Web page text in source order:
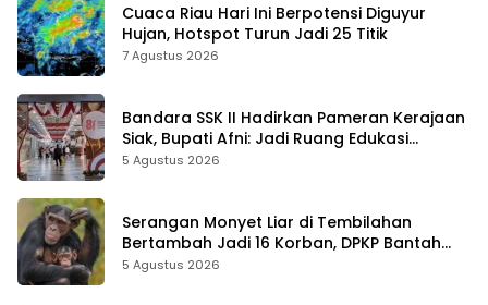
Cuaca Riau Hari Ini Berpotensi Diguyur
Hujan, Hotspot Turun Jadi 25 Titik
7 Agustus 2026
Bandara SSK II Hadirkan Pameran Kerajaan
Siak, Bupati Afni: Jadi Ruang Edukasi
Sejarah Riau
5 Agustus 2026
Serangan Monyet Liar di Tembilahan
Bertambah Jadi 16 Korban, DPKP Bantah
Video Gerombolan Viral
5 Agustus 2026